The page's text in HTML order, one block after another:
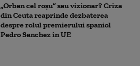
„Orban cel roșu” sau vizionar? Criza
din Ceuta reaprinde dezbaterea
despre rolul premierului spaniol
Pedro Sanchez în UE